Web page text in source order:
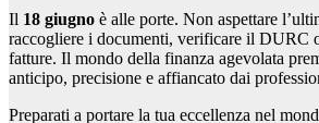
Il 18 giugno è alle porte. Non aspettare
raccogliere i documenti, verificare il DURC
fatture. Il mondo della finanza agevolata
anticipo, precisione e affiancato dai
Preparati a portare la tua eccellenza nel